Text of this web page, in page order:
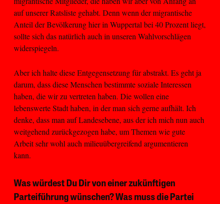
auf unserer Ratsliste gehabt. Denn wenn der migrantische
Anteil der Bevölkerung hier in Wuppertal bei 40 Prozent liegt,
sollte sich das natürlich auch in unseren Wahlvorschlägen
widerspiegeln.
Aber ich halte diese Entgegensetzung für abstrakt. Es geht ja
darum, dass diese Menschen bestimmte soziale Interessen
haben, die wir zu vertreten haben. Die wollen eine
lebenswerte Stadt haben, in der man sich gerne aufhält. Ich
denke, dass man auf Landesebene, aus der ich mich nun auch
weitgehend zurückgezogen habe, um Themen wie gute
Arbeit sehr wohl auch milieuübergreifend argumentieren
kann.
Was würdest Du Dir von einer zukünftigen
Parteiführung wünschen? Was muss die Partei